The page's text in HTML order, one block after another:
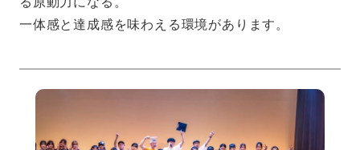
一体感と達成感を味わえる環境があります。